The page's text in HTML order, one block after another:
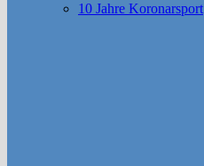
10 Jahre Koronarsport